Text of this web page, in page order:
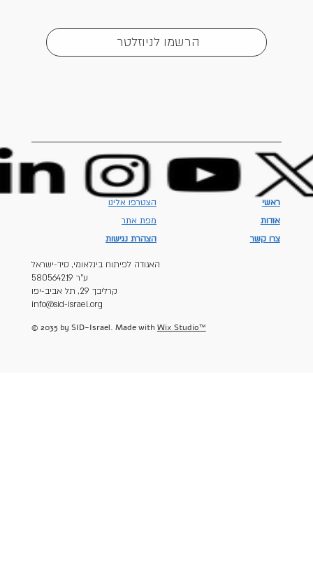
הרשמו לניוזלטר
ראשי
הצטרפו אלינו
אודות
מפת אתר
צרו קשר
הצהרת נגישות
האגודה לפיתוח בינלאומי, סיד-ישראל
ע"ר 580564219
קרליבך 29, תל אביב-יפו
info@sid-israel.org
© 2035 by SID-Israel. Made with Wix Studio™